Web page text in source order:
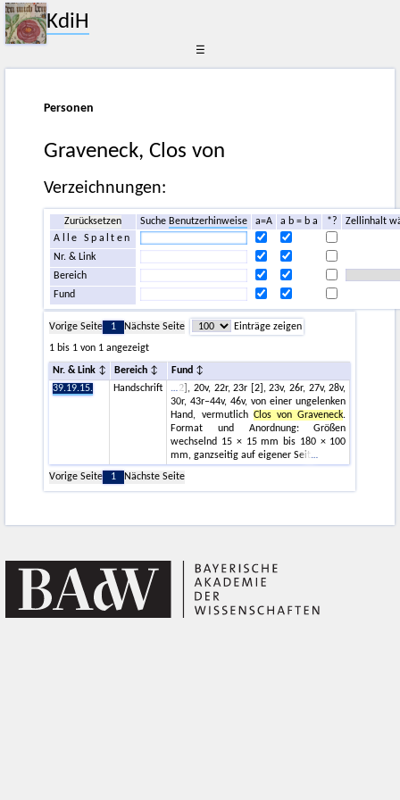
KdiH
☰
Personen
Graveneck, Clos von
Verzeichnungen:
Zurücksetzen SucheBenutzerhinweise a=A a b = b a *?
Zellinhalt
Alle Spalten
Nr. & Link
Bereich
Fund
Vorige Seite 1 Nächste Seite
Einträge zeigen
1 bis 1 von 1 angezeigt
Nr. & Link Bereich
Fund
39.19.15.
Handschrift
2], 20v, 22r, 23r [2], 23v, 26r, 27v, 28v,
30r, 43r–44v, 46v, von einer ungelenken
Hand, vermutlich Clos von Graveneck.
Format und Anordnung: Größen
wechselnd 15 × 15 mm bis 180 × 100
mm, ganzseitig auf eigener Seit
Vorige Seite
1 Nächste Seite